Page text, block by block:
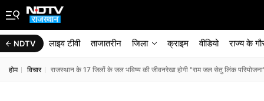
NDTV लाइव टीवी ताजातरीन जिला क्राइम वीडियो राज्‍य के
होम विचार राजस्थान के 17 जिलों के जल भविष्य की जीवनरेखा होगी "राम जल सेतु लिंक